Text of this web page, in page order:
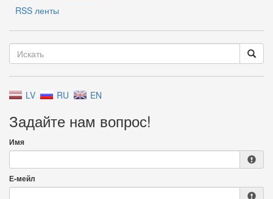
RSS ленты
LV RU EN
Задайте нам вопрос!
Имя
Е-мейл